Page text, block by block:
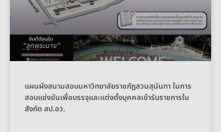
แผนผังสนามสอบมหาวิทยาลัยราชภัฏสวนสุนันทา ในการ
สอบแข่งขันเพื่อบรรจุและแต่งตั้งบุคคลเข้ารับราชการใน
สังกัด สป.อว.